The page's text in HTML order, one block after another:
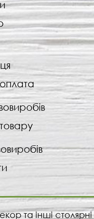
та інші столярні